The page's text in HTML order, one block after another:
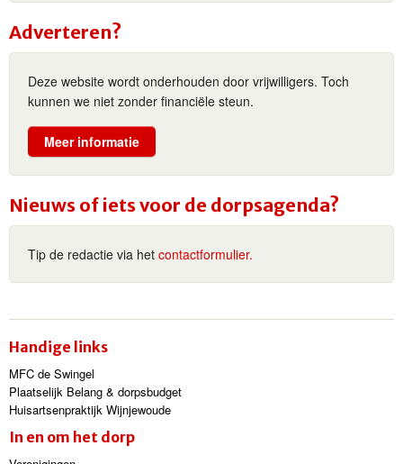
Adverteren?
Deze website wordt onderhouden door vrijwilligers. Toch
kunnen we niet zonder financiële steun.
Meer informatie
Nieuws of iets voor de dorpsagenda?
Tip de redactie via het contactformulier.
Handige links
MFC de Swingel
Plaatselijk Belang & dorpsbudget
Huisartsenpraktijk Wijnjewoude
In en om het dorp